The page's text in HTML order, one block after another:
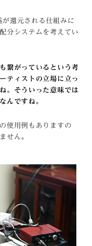
還元される仕組みに
分システムを考えてい
繋がっているという考
ティストの立場に立っ
。そういった意味では
んですね。
使用例もありますの
せん。